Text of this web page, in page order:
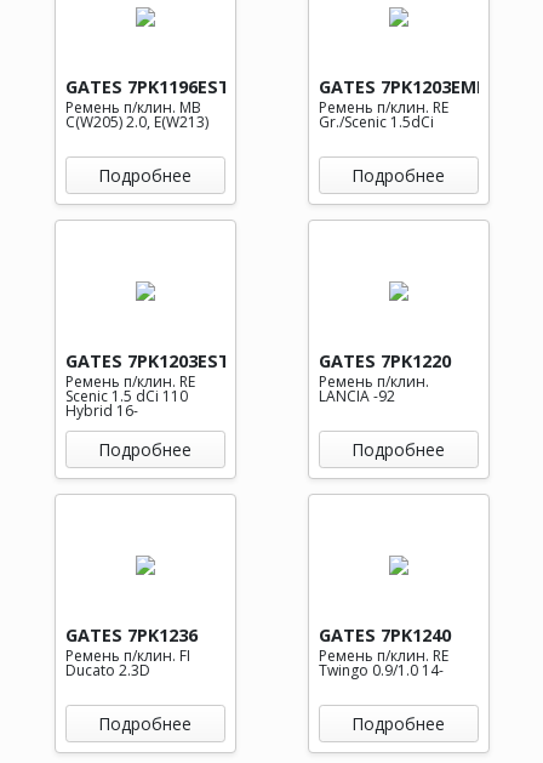
GATES 7PK1196EST
Ремень п/клин. MB
C(W205) 2.0, E(W213)
Подробнее
GATES 7PK1203EMD
Ремень п/клин. RE
Gr./Scenic 1.5dCi
Подробнее
GATES 7PK1203EST
Ремень п/клин. RE
Scenic 1.5 dCi 110
Hybrid 16-
Подробнее
GATES 7PK1220
Ремень п/клин.
LANCIA -92
Подробнее
GATES 7PK1236
Ремень п/клин. FI
Ducato 2.3D
Подробнее
GATES 7PK1240
Ремень п/клин. RE
Twingo 0.9/1.0 14-
Подробнее